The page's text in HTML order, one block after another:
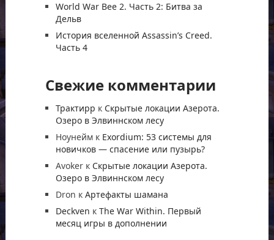
World War Bee 2. Часть 2: Битва за
Дельв
История вселенной Assassin’s Creed.
Часть 4
Свежие комментарии
Трактирр к Скрытые локации Азерота.
Озеро в Элвиннском лесу
Ноунеймк Exordium: 53 системы для
новичков — спасение или пузырь?
Avokerк Скрытые локации Азерота.
Озеро в Элвиннском лесу
Dron к Артефакты шамана
Deckven к The War Within. Первый
месяц игры в дополнении